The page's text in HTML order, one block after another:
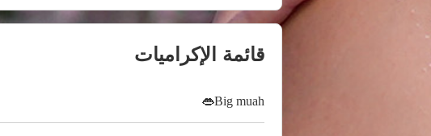
قائمة الإكراميات
Big muah👄